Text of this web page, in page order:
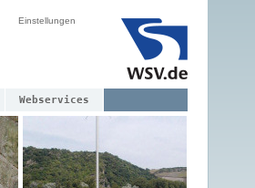
Einstellungen
Webservices